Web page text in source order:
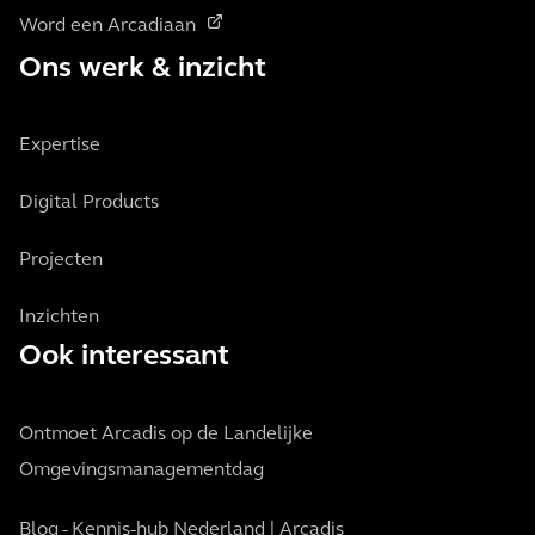
Word een Arcadiaan
Ons werk & inzicht
Expertise
Digital Products
Projecten
Inzichten
Ook interessant
Ontmoet Arcadis op de Landelijke
Omgevingsmanagementdag
Blog - Kennis-hub Nederland | Arcadis